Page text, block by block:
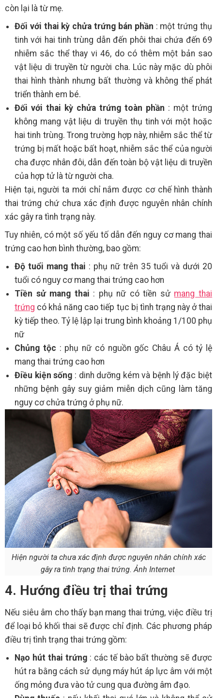
còn lại là từ mẹ.
Đối với thai kỳ chửa trứng bán phần : một trứng thụ
tinh với hai tinh trùng dẫn đến phôi thai chứa đến 69
nhiễm sắc thể thay vi 46, do có thêm một bản sao
vật liệu di truyền từ người cha. Lúc này mặc dù phôi
thai hình thành nhưng bất thường và không thể phát
triển thành em bé.
Đối với thai kỳ chửa trứng toàn phần : một trứng
không mang vật liệu di truyền thụ tinh với một hoặc
hai tinh trùng. Trong trường hợp này, nhiễm sắc thể từ
trứng bị mất hoặc bất hoạt, nhiễm sắc thể của người
cha được nhân đôi, dẫn đến toàn bộ vật liệu di truyền
của hợp tử là từ người cha.
Hiện tại, người ta mới chỉ nắm được cơ chế hình thành
thai trứng chứ chưa xác định được nguyên nhân chính
xác gây ra tình trạng này.
Tuy nhiên, có một số yếu tố dẫn đến nguy cơ mang thai
trứng cao hơn bình thường, bao gồm:
Độ tuổi mang thai : phụ nữ trên 35 tuổi và dưới 20
tuổi có nguy cơ mang thai trứng cao hơn
Tiền sử mang thai : phụ nữ có tiền sử mang thai
trứng có khả năng cao tiếp tục bị tình trạng này ở thai
kỳ tiếp theo. Tỷ lệ lập lại trung bình khoảng 1/100 phụ
nữ
Chủng tộc : phụ nữ có nguồn gốc Châu Á có tỷ lệ
mang thai trứng cao hơn
Điều kiện sống : dinh dưỡng kém và bệnh lý đặc biệt
những bệnh gây suy giảm miễn dịch cũng làm tăng
nguy cơ chửa trứng ở phụ nữ.
Hiện người ta chưa xác định được nguyên nhân chính xác
gây ra tình trạng thai trứng. Ảnh Internet
4. Hướng điều trị thai trứng
Nếu siêu âm cho thấy bạn mang thai trứng, việc điều trị
để loại bỏ khối thai sẽ được chỉ định. Các phương pháp
điều trị tình trạng thai trứng gồm:
Nạo hút thai trứng: các tế bào bất thường sẽ được
hút ra bằng cách sử dụng máy hút áp lực âm với một
ống mỏng đưa vào tử cung qua đường âm đạo.